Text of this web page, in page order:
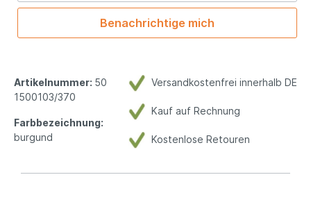
Benachrichtige mich
Versandkostenfrei innerhalb DE
Kauf auf Rechnung
Kostenlose Retouren
Artikelnummer: 50
1500103/370
Farbbezeichnung:
burgund